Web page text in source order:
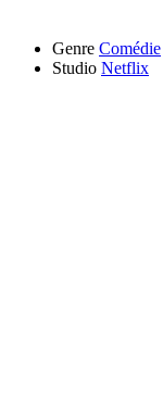
Genre Comédie
Studio Netflix